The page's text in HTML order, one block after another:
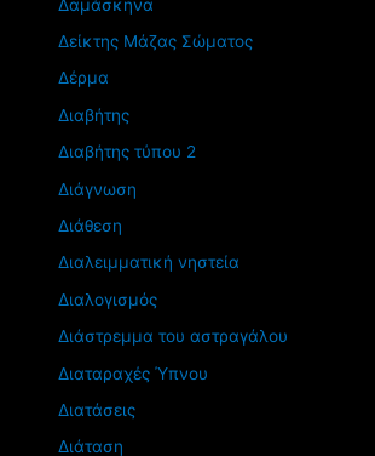
Δαμάσκηνα
Δείκτης Μάζας Σώματος
Δέρμα
Διαβήτης
Διαβήτης τύπου 2
Διάγνωση
Διάθεση
Διαλειμματική νηστεία
Διαλογισμός
Διάστρεμμα του αστραγάλου
Διαταραχές Ύπνου
Διατάσεις
Διάταση